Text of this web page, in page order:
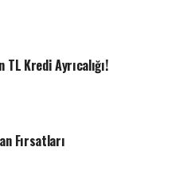
TL Kredi Ayrıcalığı!
Fırsatları